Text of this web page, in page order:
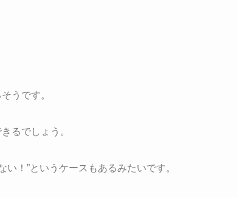
うです。
るでしょう。
！”というケースもあるみたいです。